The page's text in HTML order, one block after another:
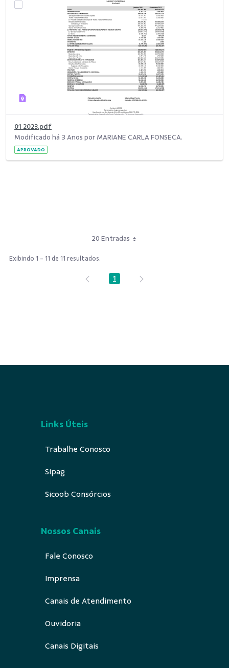
01 2023.pdf
Modificado há 3 Anos por MARIANE CARLA FONSECA.
APROVADO
20 Entradas
Exibindo 1 - 11 de 11 resultados.
Página
1
Links Úteis
Trabalhe Conosco
Sipag
Sicoob Consórcios
Nossos Canais
Fale Conosco
Imprensa
Canais de Atendimento
Ouvidoria
Canais Digitais